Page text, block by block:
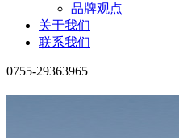
品牌观点
关于我们
联系我们
0755-29363965